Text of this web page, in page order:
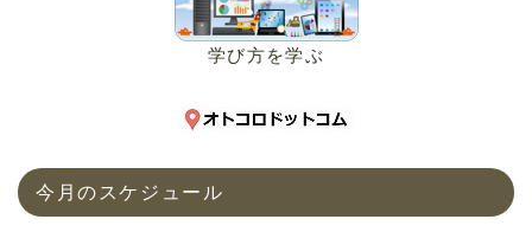
学び方を学ぶ
今月のスケジュール